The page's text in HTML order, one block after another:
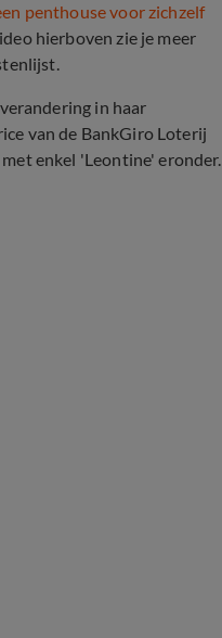
penthouse voor zichzelf
hierboven zie je meer
in haar
van de BankGiro Loterij
enkel 'Leontine' eronder.